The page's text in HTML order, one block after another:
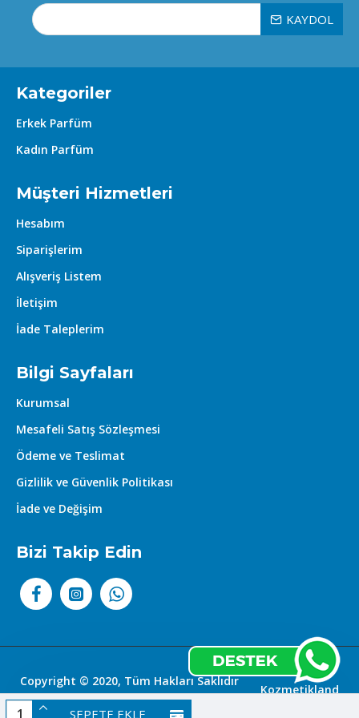
SEPETE EKLE
KAYDOL
Kategoriler
Erkek Parfüm
Kadın Parfüm
Müşteri Hizmetleri
Hesabım
Siparişlerim
Alışveriş Listem
İletişim
İade Taleplerim
Bilgi Sayfaları
Kurumsal
Mesafeli Satış Sözleşmesi
Ödeme ve Teslimat
Gizlilik ve Güvenlik Politikası
İade ve Değişim
Bizi Takip Edin
Copyright © 2020, Tüm Hakları Saklıdır
|
Kozmetikland